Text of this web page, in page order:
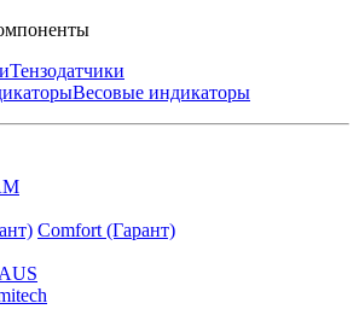
Тензодатчики
Весовые индикаторы
Comfort (Гарант)